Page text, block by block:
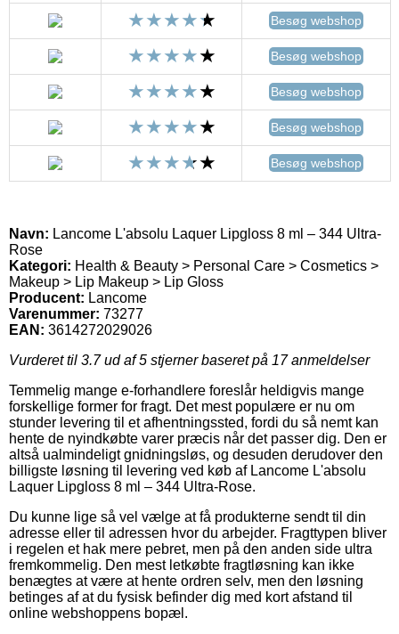
Besøg webshop
Besøg webshop
Besøg webshop
Besøg webshop
Besøg webshop
Navn: Lancome L'absolu Laquer Lipgloss 8 ml – 344 Ultra-
Rose
Kategori: Health & Beauty > Personal Care > Cosmetics >
Makeup > Lip Makeup > Lip Gloss
Producent: Lancome
Varenummer: 73277
EAN: 3614272029026
Vurderet til 3.7ud af 5 stjerner baseret på 17anmeldelser
Temmelig mange e-forhandlere foreslår heldigvis mange
forskellige former for fragt. Det mest populære er nu om
stunder levering til et afhentningssted, fordi du så nemt kan
hente de nyindkøbte varer præcis når det passer dig. Den er
altså ualmindeligt gnidningsløs, og desuden derudover den
billigste løsning til levering ved køb af Lancome L'absolu
Laquer Lipgloss 8 ml – 344 Ultra-Rose.
Du kunne lige så vel vælge at få produkterne sendt til din
adresse eller til adressen hvor du arbejder. Fragttypen bliver
i regelen et hak mere pebret, men på den anden side ultra
fremkommelig. Den mest letkøbte fragtløsning kan ikke
benægtes at være at hente ordren selv, men den løsning
betinges af at du fysisk befinder dig med kort afstand til
online webshoppens bopæl.